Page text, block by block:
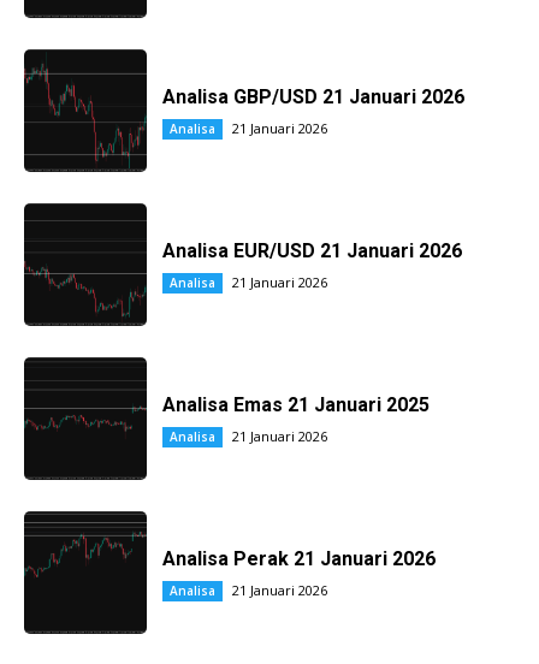
Analisa GBP/USD 21 Januari 2026
Analisa 21 Januari 2026
Analisa EUR/USD 21 Januari 2026
Analisa 21 Januari 2026
Analisa Emas 21 Januari 2025
Analisa 21 Januari 2026
Analisa Perak 21 Januari 2026
Analisa 21 Januari 2026